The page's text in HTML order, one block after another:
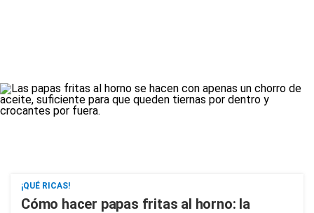
¡QUÉ RICAS!
Cómo hacer papas fritas al horno: la